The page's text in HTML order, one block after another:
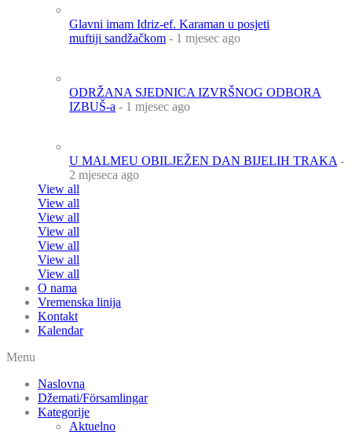
Glavni imam Idriz-ef. Karaman u posjeti
muftiji sandžačkom - 1 mjesec ago
ODRŽANA SJEDNICA IZVRŠNOG ODBORA
IZBUŠ-a - 1 mjesec ago
U MALMEU OBILJEŽEN DAN BIJELIH TRAKA -
2 mjeseca ago
View all
View all
View all
View all
View all
View all
View all
O nama
Vremenska linija
Kontakt
Kalendar
Menu
Naslovna
Džemati/Församlingar
Kategorije
Aktuelno